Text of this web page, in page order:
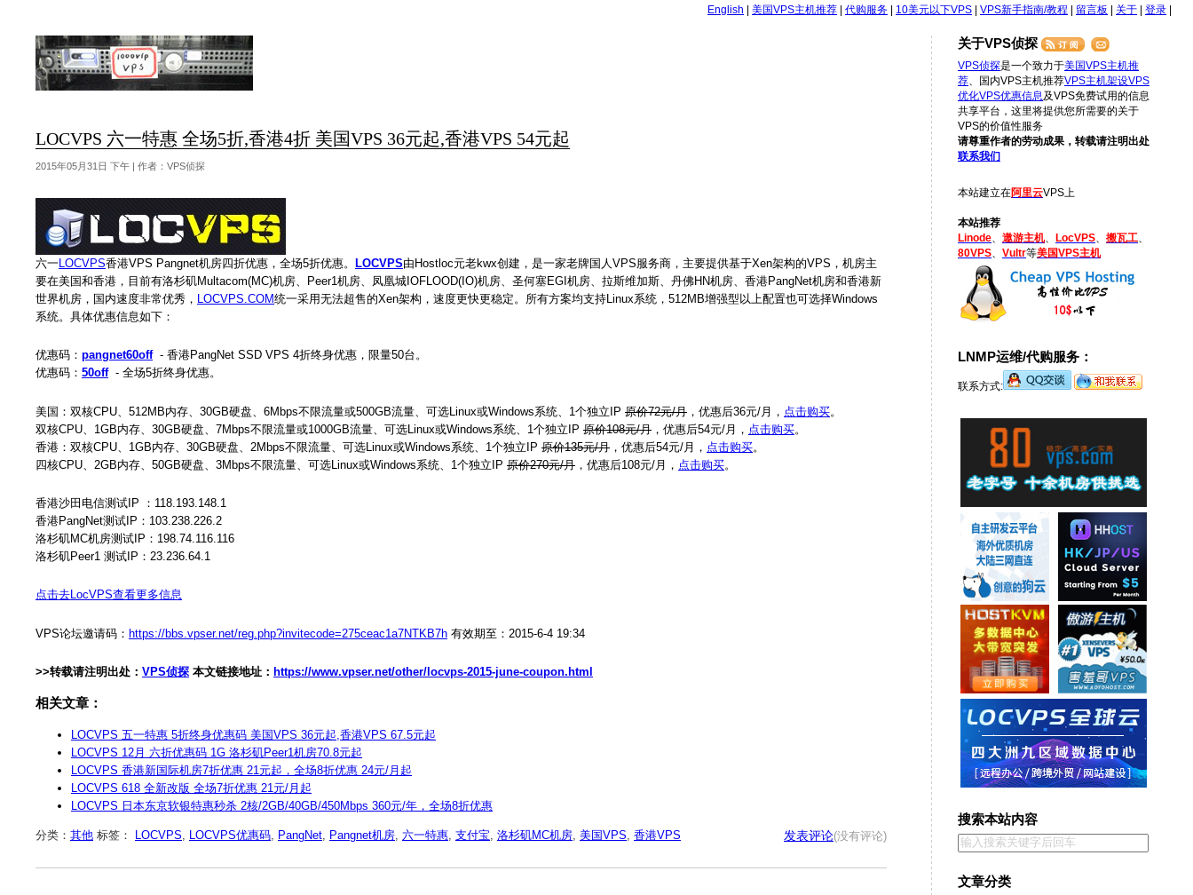
English 美国VPS主机推荐 代购服务 10美元以下VPS VPS新手指南/教程 留言板 关于 登录
LOCVPS 六一特惠 全场5折,香港4折 美国VPS 36元起,香港VPS 54元起
2015年05月31日 下午 | 作者：VPS侦探
六一 LOCVPS香港VPS Pangnet机房四折优惠，全场5折优惠。 LOCVPS由Hostloc元老kwx创建，是一家老牌国人VPS服务商，主要提供基于Xen架构的VPS，机房主
要在美国和香港，目前有洛杉矶Multacom(MC)机房、Peer1机房、凤凰城IOFLOOD(IO)机房、圣何塞EGI机房、拉斯维加斯、丹佛HN机房、香港PangNet机房和香港新
世界机房，国内速度非常优秀，
LOCVPS.COM统一采用无法超售的Xen架构，速度更快更稳定。所有方案均支持Linux系统，512MB增强型以上配置也可选择Windows
系统。具体优惠信息如下：
优惠码： pangnet60off- 香港PangNet SSD VPS 4折终身优惠，限量50台。
优惠码： 50off- 全场5折终身优惠。
美国：双核CPU、512MB内存、30GB硬盘、6Mbps不限流量或500GB流量、可选Linux或Windows系统、1个独立IP 原价72元/月 ，优惠后36元/月， 点击购买。
双核CPU、1GB内存、30GB硬盘、7Mbps不限流量或1000GB流量、可选Linux或Windows系统、1个独立IP 原价108元/月 ，优惠后54元/月， 点击购买。
香港：双核CPU、1GB内存、30GB硬盘、2Mbps不限流量、可选Linux或Windows系统、1个独立IP 原价135元/月 ，优惠后54元/月， 点击购买。
四核CPU、2GB内存、50GB硬盘、3Mbps不限流量、可选Linux或Windows系统、1个独立IP 原价270元/月 ，优惠后108元/月， 点击购买。
香港沙田电信测试IP ：118.193.148.1
香港PangNet测试IP：103.238.226.2
洛杉矶MC机房测试IP：198.74.116.116‍
洛杉矶Peer1 测试IP：23.236.64.1
点击去LocVPS查看更多信息
VPS论坛邀请码： https://bbs.vpser.net/reg.php?invitecode=275ceac1a7NTKB7h 有效期至：2015-6-4 19:34
>>转载请注明出处： VPS侦探 本文链接地址： https://www.vpser.net/other/locvps-2015-june-coupon.html
相关文章：
LOCVPS 五一特惠 5折终身优惠码 美国VPS 36元起,香港VPS 67.5元起
LOCVPS 12月 六折优惠码 1G 洛杉矶Peer1机房70.8元起
LOCVPS 香港新国际机房7折优惠 21元起，全场8折优惠 24元/月起
LOCVPS 618 全新改版 全场7折优惠 21元/月起
LOCVPS 日本东京软银特惠秒杀 2核/2GB/40GB/450Mbps 360元/年，全场8折优惠
发表评论(没有评论)
分类： 其他 标签： LOCVPS LOCVPS优惠码 PangNet Pangnet机房 六一特惠 支付宝 洛杉矶MC机房 美国VPS 香港VPS
关于VPS侦探
VPS侦探是一个致力于美国VPS主机推
荐 、国内VPS主机推荐VPS主机架设VPS
优化VPS优惠信息 及VPS免费试用的信息
共享平台，这里将提供您所需要的关于
VPS的价值性服务
请尊重作者的劳动成果，转载请注明出处
联系我们
本站建立在阿里云VPS上
本站推荐
Linode
遨游主机、 LocVPS 搬瓦工
80VPS
Vultr等美国VPS主机
LNMP运维/代购服务：
联系方式:
搜索本站内容
文章分类